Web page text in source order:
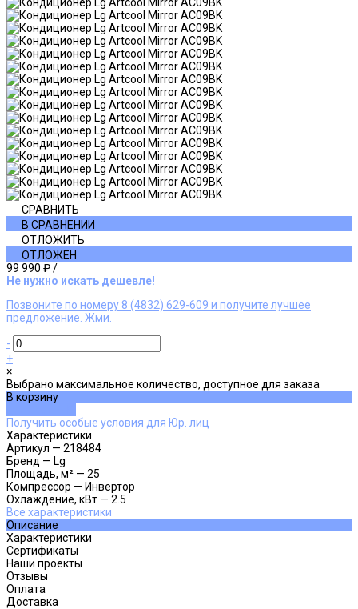
СРАВНИТЬ
В СРАВНЕНИИ
ОТЛОЖИТЬ
ОТЛОЖЕН
99 990 ₽/
Не нужно искать дешевле!
Позвоните по номеру 8 (4832) 629-609 и получите лучшее
предложение. Жми.
-
+
×
Выбрано максимальное количество, доступное для заказа
В корзину
Получить особые условия для Юр. лиц
Характеристики
Артикул — 218484
Бренд — Lg
Площадь, м² — 25
Компрессор — Инвертор
Охлаждение, кВт — 2.5
Все характеристики
Описание
Характеристики
Сертификаты
Наши проекты
Отзывы
Оплата
Доставка